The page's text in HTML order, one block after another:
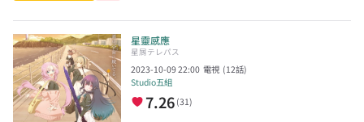
星靈感應
星屑テレパス
2023-10-09 22:00 電視 (12話)
Studio五組
7.26 (31)